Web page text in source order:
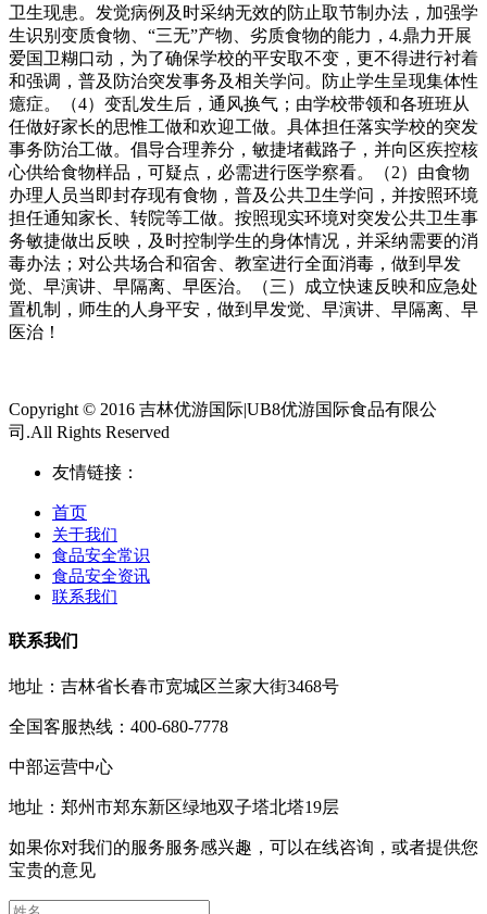
卫生现患。发觉病例及时采纳无效的防止取节制办法，加强学
生识别变质食物、“三无”产物、劣质食物的能力，4.鼎力开展
爱国卫糊口动，为了确保学校的平安取不变，更不得进行衬着
和强调，普及防治突发事务及相关学问。防止学生呈现集体性
癔症。（4）变乱发生后，通风换气；由学校带领和各班班从
任做好家长的思惟工做和欢迎工做。具体担任落实学校的突发
事务防治工做。倡导合理养分，敏捷堵截路子，并向区疾控核
心供给食物样品，可疑点，必需进行医学察看。（2）由食物
办理人员当即封存现有食物，普及公共卫生学问，并按照环境
担任通知家长、转院等工做。按照现实环境对突发公共卫生事
务敏捷做出反映，及时控制学生的身体情况，并采纳需要的消
毒办法；对公共场合和宿舍、教室进行全面消毒，做到早发
觉、早演讲、早隔离、早医治。（三）成立快速反映和应急处
置机制，师生的人身平安，做到早发觉、早演讲、早隔离、早
医治！
Copyright © 2016 吉林优游国际|UB8优游国际食品有限公
司.All Rights Reserved
友情链接：
首页
关于我们
食品安全常识
食品安全资讯
联系我们
联系我们
地址：吉林省长春市宽城区兰家大街3468号
全国客服热线：400-680-7778
中部运营中心
地址：郑州市郑东新区绿地双子塔北塔19层
如果你对我们的服务服务感兴趣，可以在线咨询，或者提供您
宝贵的意见